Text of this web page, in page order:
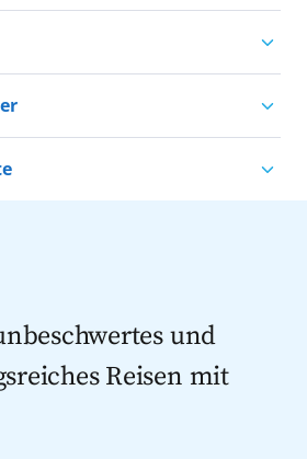
und
Reisen mit